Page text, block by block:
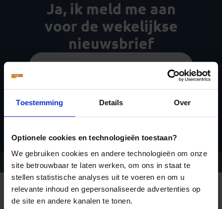
Toestemming Details Over
Optionele cookies en technologieën toestaan?
We gebruiken cookies en andere technologieën om onze
site betrouwbaar te laten werken, om ons in staat te
stellen statistische analyses uit te voeren en om u
relevante inhoud en gepersonaliseerde advertenties op
de site en andere kanalen te tonen.
Ja, ik meld me aan
voor de wekelijkse
nieuwsbrief
Vragen?Bel 09-234 13 11
REIZEN MET KONING AAP
Waarom Koning Aap?
Bestemmingen